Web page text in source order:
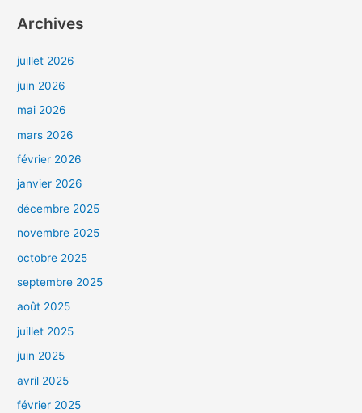
Archives
juillet 2026
juin 2026
mai 2026
mars 2026
février 2026
janvier 2026
décembre 2025
novembre 2025
octobre 2025
septembre 2025
août 2025
juillet 2025
juin 2025
avril 2025
février 2025